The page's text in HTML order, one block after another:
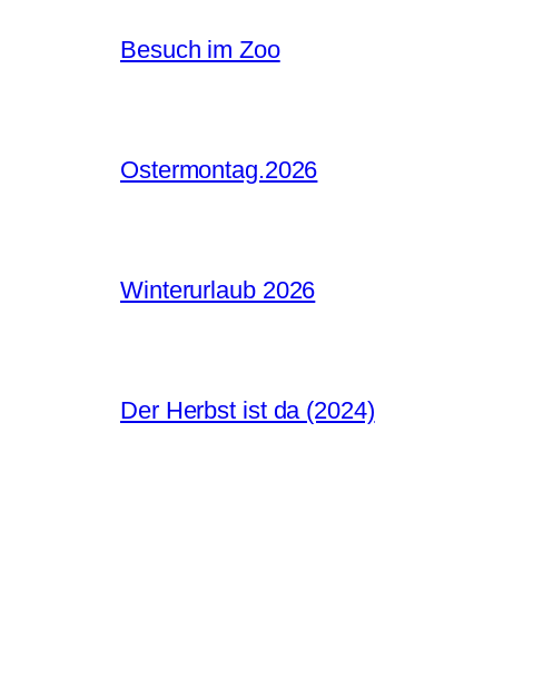
Besuch im Zoo
Ostermontag.2026
Winterurlaub 2026
Der Herbst ist da (2024)